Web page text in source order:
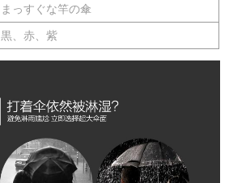
まっすぐな竿の傘
黒、赤、紫